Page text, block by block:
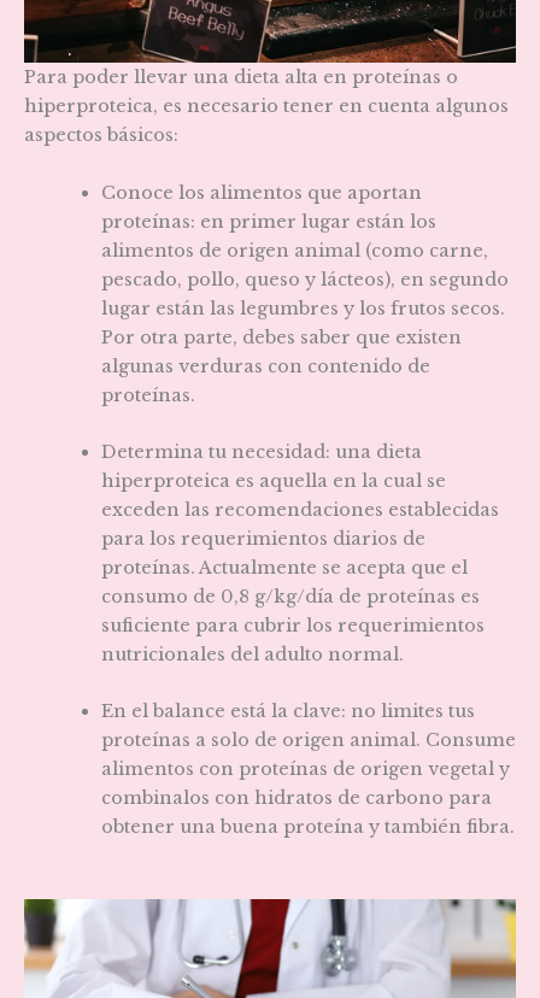
Para poder llevar una dieta alta en proteínas o
hiperproteica, es necesario tener en cuenta algunos
aspectos básicos:
Conoce los alimentos que aportan
proteínas: en primer lugar están los
alimentos de origen animal (como carne,
pescado, pollo, queso y lácteos), en segundo
lugar están las legumbres y los frutos secos.
Por otra parte, debes saber que existen
algunas verduras con contenido de
proteínas.
Determina tu necesidad: una dieta
hiperproteica es aquella en la cual se
exceden las recomendaciones establecidas
para los requerimientos diarios de
proteínas. Actualmente se acepta que el
consumo de 0,8 g/kg/día de proteínas es
suficiente para cubrir los requerimientos
nutricionales del adulto normal.
En el balance está la clave: no limites tus
proteínas a solo de origen animal. Consume
alimentos con proteínas de origen vegetal y
combinalos con hidratos de carbono para
obtener una buena proteína y también fibra.